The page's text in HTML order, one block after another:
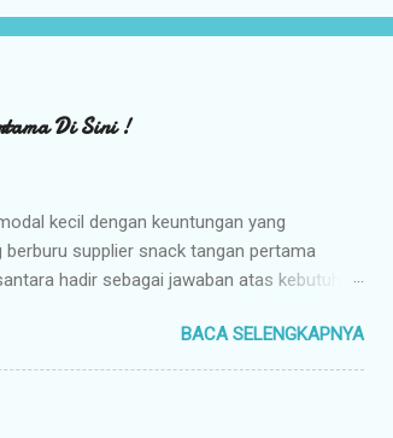
Di Sini !
kecil dengan keuntungan yang
supplier snack tangan pertama
hadir sebagai jawaban atas kebutuhan
dari gudang pusat (tangan pertama).
? Harga Grosir Tangan Pertama : Karena
termurah untuk memaksimalkan margin
: Produk dikemas secara higienis, renyah,
BACA SELENGKAPNYA